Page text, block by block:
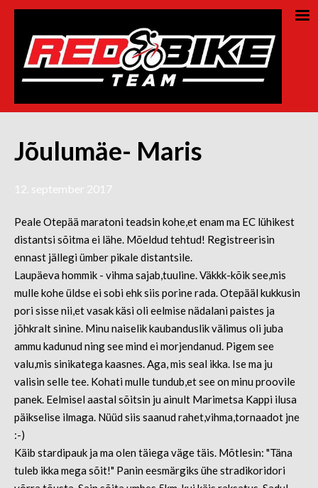
Jõulumäe- Maris
12. september 2017
Peale Otepää maratoni teadsin kohe,et enam ma EC lühikest
distantsi sõitma ei lähe. Mõeldud tehtud! Registreerisin
ennast jällegi ümber pikale distantsile.
Laupäeva hommik - vihma sajab,tuuline. Väkkk-kõik see,mis
mulle kohe üldse ei sobi ehk siis porine rada. Otepääl kukkusin
pori sisse nii,et vasak käsi oli eelmise nädalani paistes ja
jõhkralt sinine. Minu naiselik kaubanduslik välimus oli juba
ammu kadunud ning see mind ei morjendanud. Pigem see
valu,mis sinikatega kaasnes. Aga, mis seal ikka. Ise ma ju
valisin selle tee. Kohati mulle tundub,et see on minu proovile
panek. Eelmisel aastal sõitsin ju ainult Marimetsa Kappi ilusa
päikselise ilmaga. Nüüd siis saanud rahet,vihma,tornaadot jne
:-)
Käib stardipauk ja ma olen täiega väge täis. Mõtlesin: "Täna
tuleb ikka mega sõit!" Panin eesmärgiks ühe stradikoridori